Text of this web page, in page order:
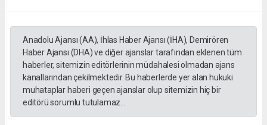
Anadolu Ajansı (AA), İhlas Haber Ajansı (İHA), Demirören
Haber Ajansı (DHA) ve diğer ajanslar tarafından eklenen tüm
haberler, sitemizin editörlerinin müdahalesi olmadan ajans
kanallarından çekilmektedir. Bu haberlerde yer alan hukuki
muhataplar haberi geçen ajanslar olup sitemizin hiç bir
editörü sorumlu tutulamaz...